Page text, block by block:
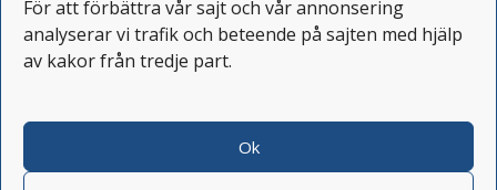
För att förbättra vår sajt och vår annonsering
analyserar vi trafik och beteende på sajten med hjälp
av kakor från tredje part.
Ok
Avvikande öppettider
PERSONAL:
fornamn.efternamn@hjalmared.se
0322-64 40 05